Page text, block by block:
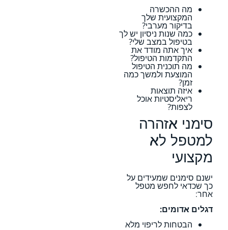
מה ההכשרה
המקצועית שלך
בדיקור מערבי?
כמה שנות ניסיון יש לך
בטיפול במצב שלי?
איך אתה מודד את
התקדמות הטיפול?
מה תוכנית הטיפול
המוצעת ולמשך כמה
זמן?
איזה תוצאות
ריאליסטיות אוכל
לצפות?
סימני אזהרה
למטפל לא
מקצועי
ישנם סימנים שמעידים על
כך שכדאי לחפש מטפל
אחר:
דגלים אדומים:
הבטחות לריפוי מלא